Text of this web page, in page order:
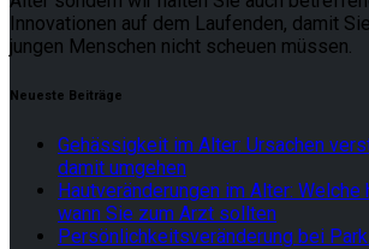
Innovationen auf dem Laufenden, damit
jungen Menschen nicht scheuen müssen.
Neueste Beiträge
Gehässigkeit im Alter: Ursachen
damit umgehen
Hautveränderungen im Alter:
wann Sie zum Arzt sollten
Persönlichkeitsveränderung bei